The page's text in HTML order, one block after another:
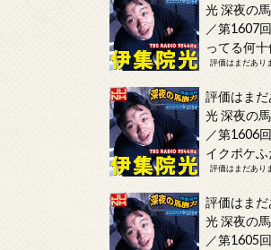
光 深夜の
／第1607
ってる何
評価はまだあり
評価はま
光 深夜の
／第1606
イクポケ
評価はまだあり
評価はま
光 深夜の
／第1605